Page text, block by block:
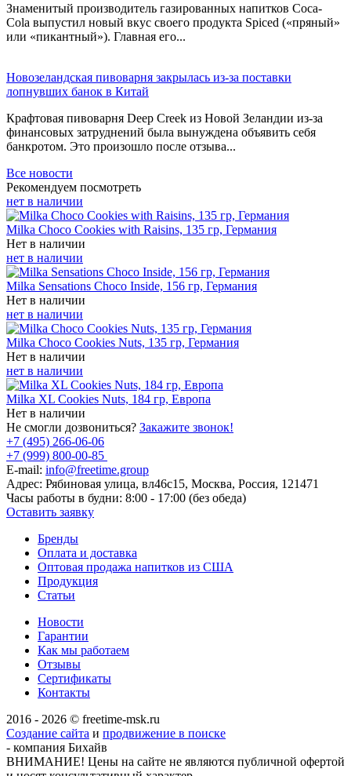
Знаменитый производитель газированных напитков Coca-
Cola выпустил новый вкус своего продукта Spiced («пряный»
или «пикантный»). Главная его...
Новозеландская пивоварня закрылась из-за поставки
лопнувших банок в Китай
Крафтовая пивоварня Deep Creek из Новой Зеландии из-за
финансовых затруднений была вынуждена объявить себя
банкротом. Это произошло после отзыва...
Все новости
Рекомендуем посмотреть
нет в наличии
Milka Choco Cookies with Raisins, 135 гр, Германия
Нет в наличии
нет в наличии
Milka Sensations Choco Inside, 156 гр, Германия
Нет в наличии
нет в наличии
Milka Choco Cookies Nuts, 135 гр, Германия
Нет в наличии
нет в наличии
Milka XL Cookies Nuts, 184 гр, Европа
Нет в наличии
Не смогли дозвониться? Закажите звонок!
+7 (495) 266-06-06
+7 (999) 800-00-85
E-mail: info@freetime.group
Адрес: Рябиновая улица, вл46с15, Москва, Россия, 121471
Часы работы в будни: 8:00 - 17:00 (без обеда)
Оставить заявку
Бренды
Оплата и доставка
Оптовая продажа напитков из США
Продукция
Статьи
Новости
Гарантии
Как мы работаем
Отзывы
Сертификаты
Контакты
2016 - 2026 © freetime-msk.ru
Создание сайта и продвижение в поиске
- компания Бихайв
ВНИМАНИЕ! Цены на сайте не являются публичной офертой